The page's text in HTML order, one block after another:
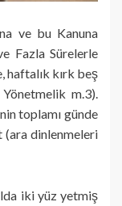
ve bu Kanuna
Fazla Sürelerle
haftalık kırk beş
m.3).
toplamı günde
(ara dinlenmeleri
iki yüz yetmiş